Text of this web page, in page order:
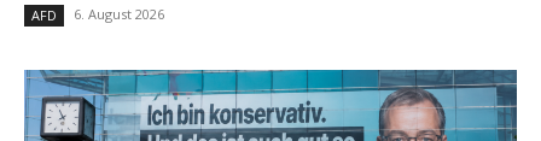
AFD 6. August 2026